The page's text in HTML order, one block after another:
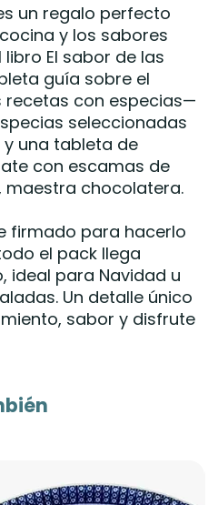
un regalo perfecto
y los sabores
El sabor de las
guía sobre el
recetas con especias—
seleccionadas
una tableta de
con escamas de
maestra chocolatera.
firmado para hacerlo
el pack llega
ideal para Navidad u
Un detalle único
sabor y disfrute